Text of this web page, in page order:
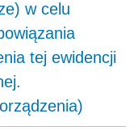
w celu
tej ewidencji